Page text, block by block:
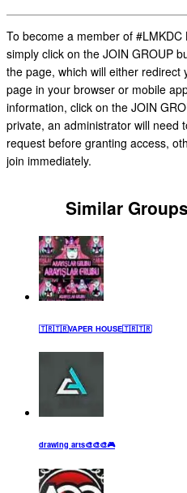
To become a member of #LMKDC
simply click on the JOIN GROUP
the page, which will either redirect
page in your browser or mobile
information, click on the JOIN
private, an administrator will need
request before granting access,
join immediately.
Similar
🇹🇷🇹🇷VAPER HOUSE🇹🇷🇹🇷
drawing arts🎨🎨🎨🎮